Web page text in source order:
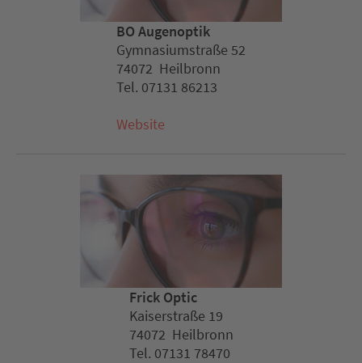
BO Augenoptik
Gymnasiumstraße 52
74072 Heilbronn
Tel. 07131 86213
Website
Frick Optic
Kaiserstraße 19
74072 Heilbronn
Tel. 07131 78470